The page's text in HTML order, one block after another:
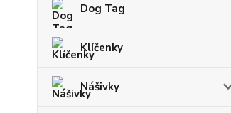
Dog Tag
Klíčenky
Nášivky